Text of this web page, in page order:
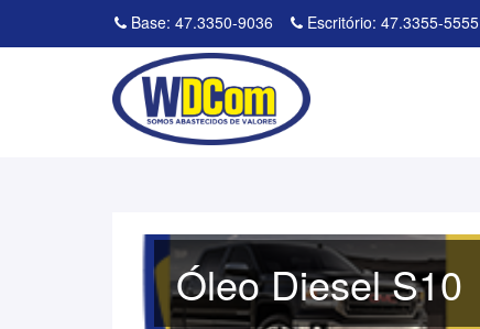
Base: 47.3350-9036 Escritório: 47.3355-5555
Óleo Diesel S10